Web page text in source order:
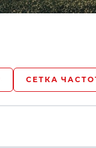
СЕТКА